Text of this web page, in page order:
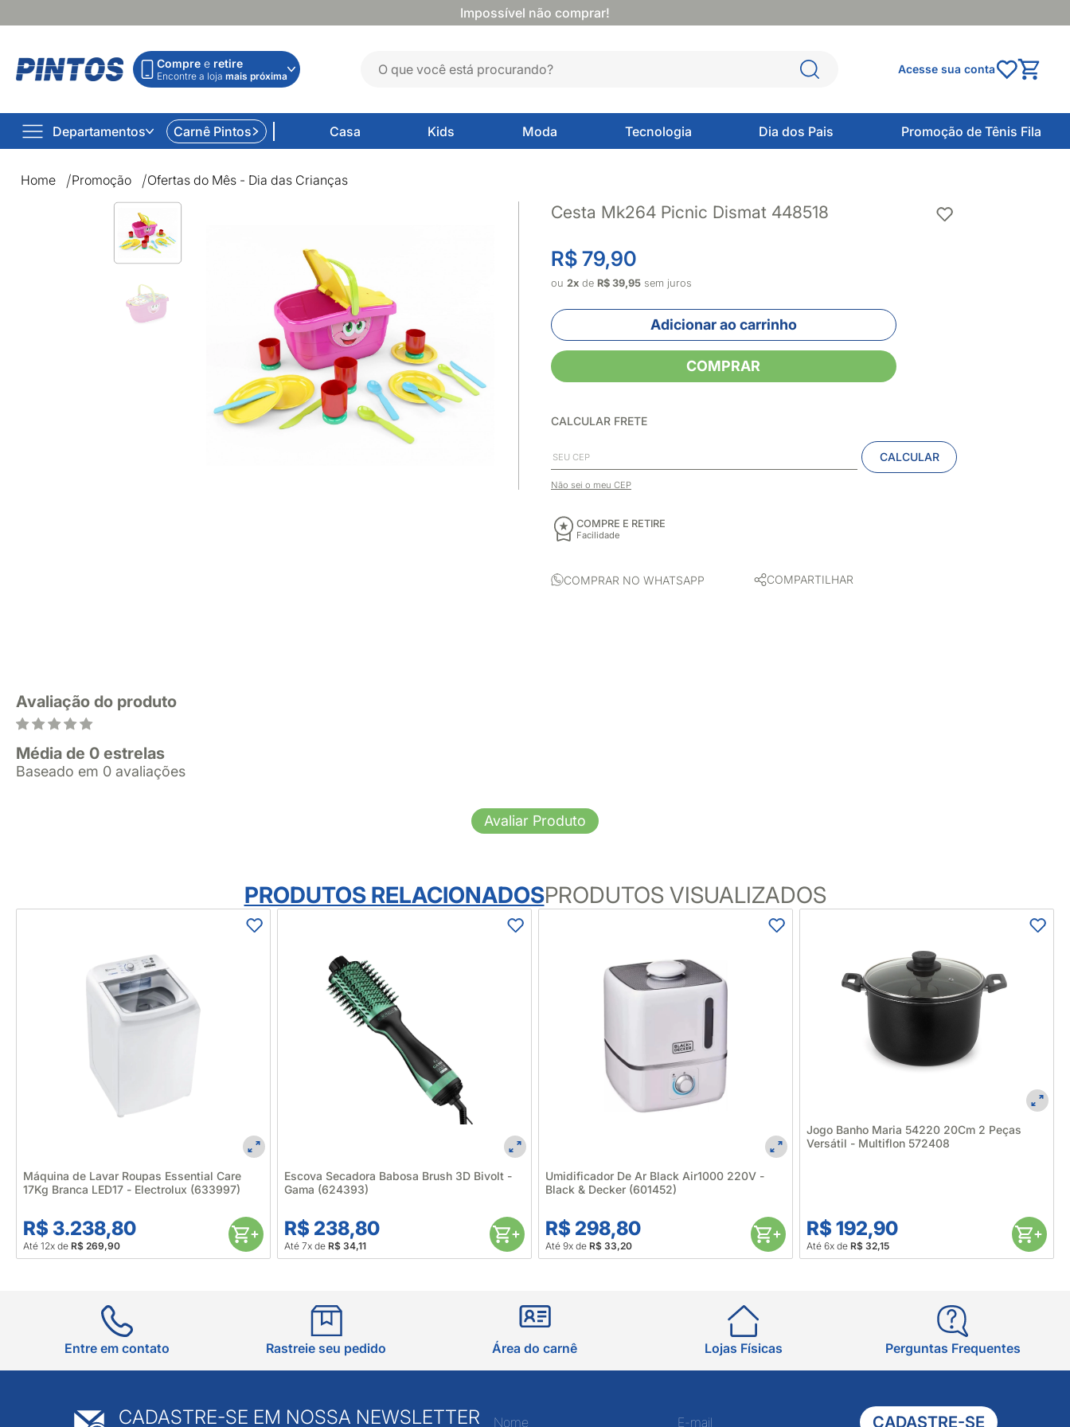
Impossível não comprar!
Compre e retire
Encontre a loja mais próxima
Acesse sua conta
Departamentos Carnê Pintos Casa Kids Moda Tecnologia Dia dos Pais Promoção de Tênis Fila
Home Promoção Ofertas do Mês - Dia das Crianças
Cesta Mk264 Picnic Dismat 448518
R$ 79,90
ou 2x de R$ 39,95 sem juros
Adicionar ao carrinho
COMPRAR
CALCULAR FRETE
CALCULAR
Não sei o meu CEP
COMPRE E RETIRE
Facilidade
COMPRAR NO WHATSAPP COMPARTILHAR
Avaliação do produto
Média de 0 estrelas
Baseado em 0 avaliações
Avaliar Produto
PRODUTOS RELACIONADOSPRODUTOS VISUALIZADOS
Máquina de Lavar Roupas Essential Care
17Kg Branca LED17 - Electrolux (633997)
R$ 3.238,80
Até 12x de R$ 269,90
Escova Secadora Babosa Brush 3D Bivolt -
Gama (624393)
R$ 238,80
Até 7x de R$ 34,11
Umidificador De Ar Black Air1000 220V -
Black & Decker (601452)
R$ 298,80
Até 9x de R$ 33,20
Jogo Banho Maria 54220 20Cm 2 Peças
Versátil - Multiflon 572408
R$ 192,90
Até 6x de R$ 32,15
Entre em contato Rastreie seu pedido Área do carnê Lojas Físicas Perguntas Frequentes
CADASTRE-SE EM NOSSA NEWSLETTER CADASTRE-SE